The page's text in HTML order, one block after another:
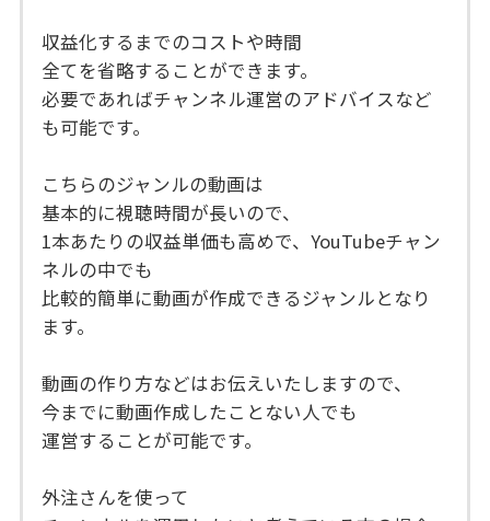
収益化するまでのコストや時間
全てを省略することができます。
必要であればチャンネル運営のアドバイスなど
も可能です。
こちらのジャンルの動画は
基本的に視聴時間が長いので、
1本あたりの収益単価も高めで、YouTubeチャン
ネルの中でも
比較的簡単に動画が作成できるジャンルとなり
ます。
動画の作り方などはお伝えいたしますので、
今までに動画作成したことない人でも
運営することが可能です。
外注さんを使って